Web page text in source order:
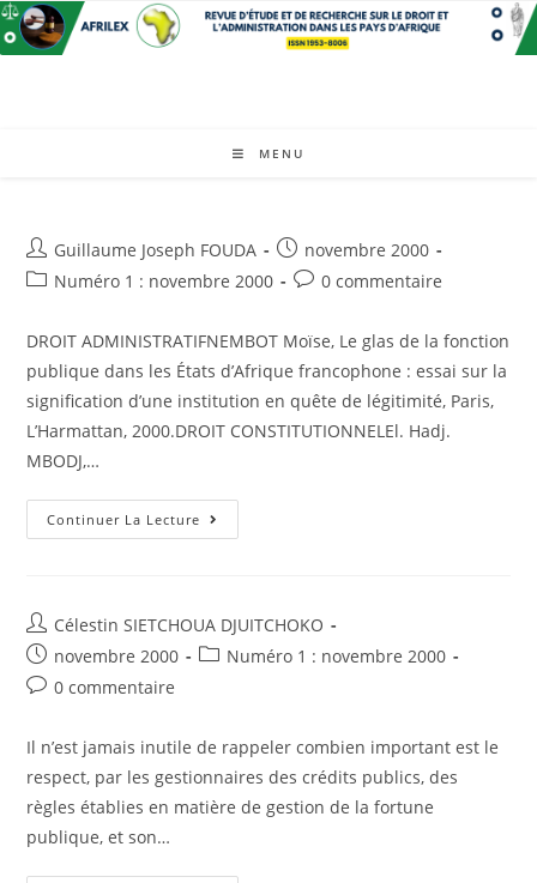
Skip
to
MENU
Auteur/autrice
de
Guillaume Joseph FOUDA
Post
published:
novembre 2000
PostNuméro 1 : novembre 2000
Post0 commentaire
DROIT ADMINISTRATIFNEMBOT Moïse, Le glas de la fonction
publique dans les États d’Afrique francophone : essai sur la
signification d’une institution en quête de légitimité, Paris,
L’Harmattan, 2000.DROIT CONSTITUTIONNELEl. Hadj.
MBODJ,…
Continuer La Lecture Présentation
Bibliographique
Auteur/autrice
de
la
publication :
Célestin SIETCHOUA DJUITCHOKO
Post
published:
novembre 2000
PostNuméro 1 : novembre 2000
Post0 commentaire
Il n’est jamais inutile de rappeler combien important est le
respect, par les gestionnaires des crédits publics, des
règles établies en matière de gestion de la fortune
publique, et son…